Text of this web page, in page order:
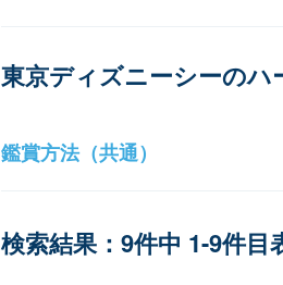
東京ディズニーシーの
鑑賞方法（共通）
検索結果：9件中 1-9件目